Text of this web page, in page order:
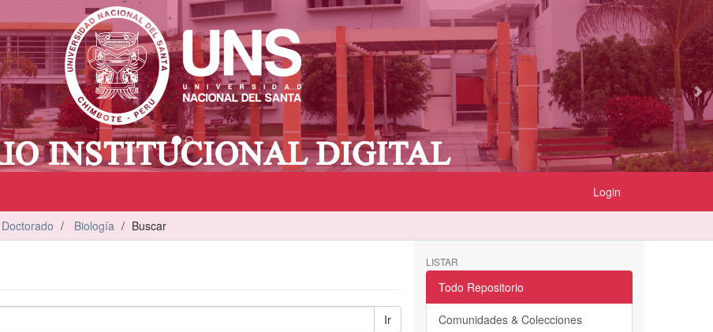
Login
Doctorado Biología Buscar
Ir
LISTAR
Todo Repositorio
Comunidades & Colecciones